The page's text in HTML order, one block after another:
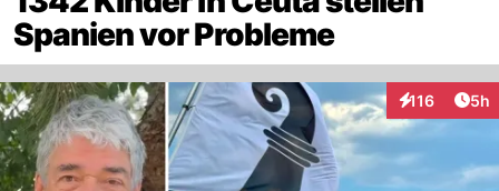
Spanien vor Probleme
116
Interaktionen
5h